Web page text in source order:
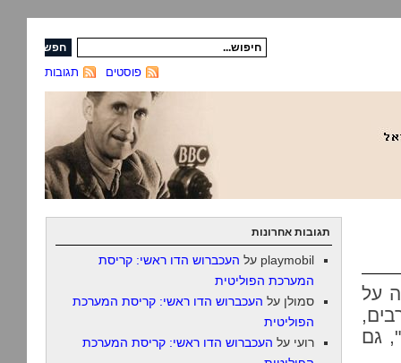
תגובות פוסטים
על
גם
תגובות אחרונות
playmobil על העכברוש הדו ראשי: קריסת
המערכת הפוליטית
סמולן על העכברוש הדו ראשי: קריסת המערכת
הפוליטית
רועי על העכברוש הדו ראשי: קריסת המערכת